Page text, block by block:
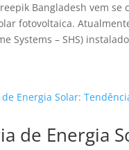
Bangladesh vem
fotovoltaica.
Systems – SHS)
de Energia